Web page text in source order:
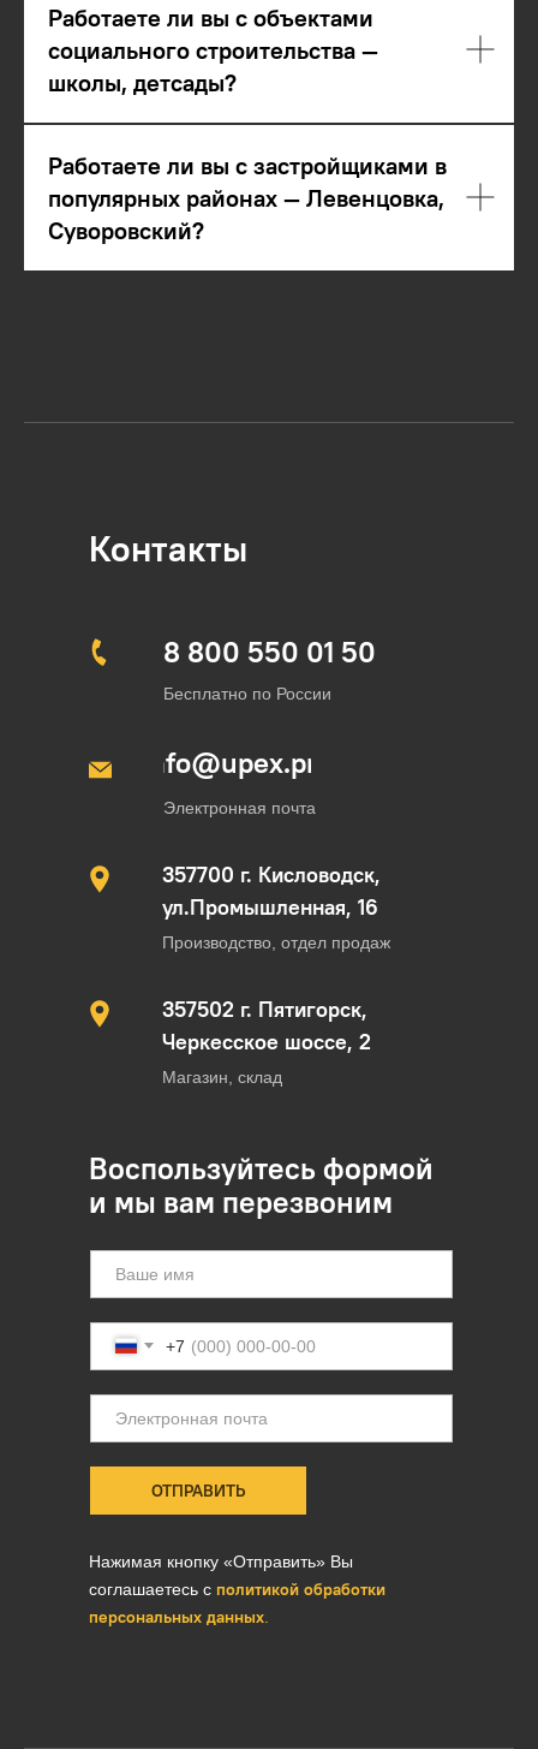
Работаете ли вы с объектами
социального строительства —
школы, детсады?
Работаете ли вы с застройщиками в
популярных районах — Левенцовка,
Суворовский?
Бесплатно по России
Контакты
8 800 550 01 50
Электронная почта
info@upex.pro
357700 г. Кисловодск,
ул.Промышленная, 16
Производство, отдел продаж
357502 г. Пятигорск,
Черкесское шоссе, 2
Магазин, склад
Воспользуйтесь формой
и мы вам перезвоним
+7
ОТПРАВИТЬ
Нажимая кнопку «Отправить» Вы
соглашаетесь с политикой обработки
персональных данных